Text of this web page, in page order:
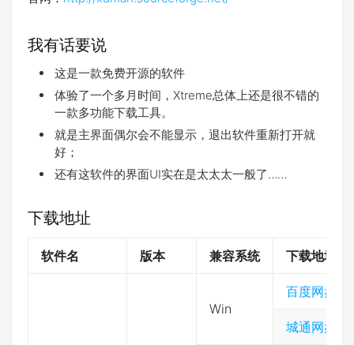
我有话要说
这是一款免费开源的软件
体验了一个多月时间，Xtreme总体上还是很不错的
一款多功能下载工具。
就是主界面偶尔会不能显示，退出软件重新打开就
好；
还有这软件的界面UI实在是太太太一般了……
下载地址
软件名 版本 兼容系统 下载地址
Win
百度网盘
城通网盘